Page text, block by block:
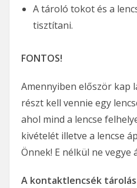
A tároló tokot és a
tisztítani.
FONTOS!
Amennyiben először kap
részt kell vennie egy
ahol mind a lencse
kivételét illetve a lencse
Önnek! E nélkül ne vegye
A kontaktlencsék